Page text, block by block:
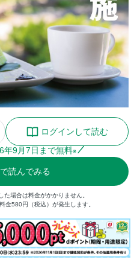
ログインして読む
年9月7日まで無料※
で読んでみる
場合は料金がかかりません。
金580円（税込）が発生します。